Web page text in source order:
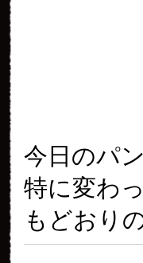
今日のパ
特に変わ
もどおり